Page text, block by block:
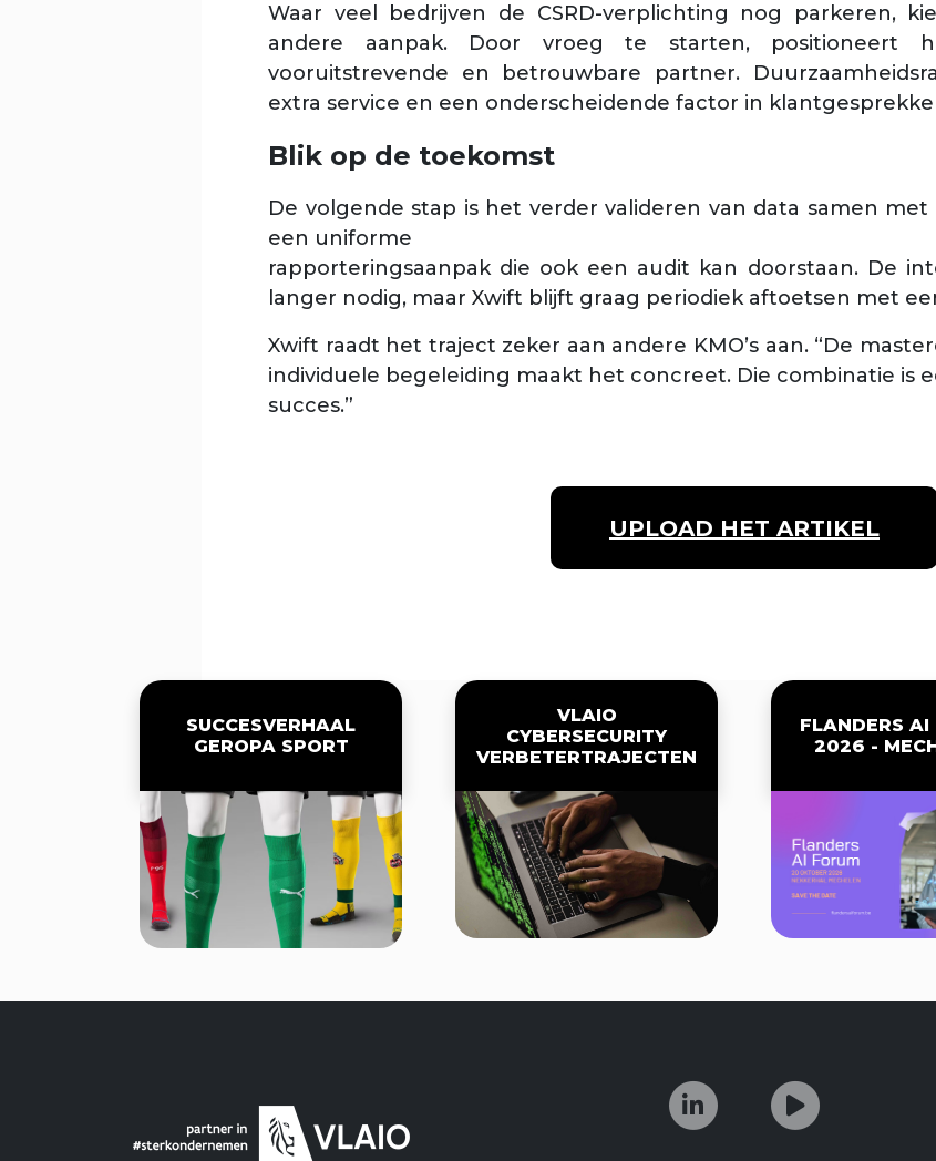
Waar veel bedrijven de CSRD-verplichting nog parkeren,
andere aanpak. Door vroeg te starten, positioneert
vooruitstrevende en betrouwbare partner.
extra service en een onderscheidende factor in
Blik op de toekomst
De volgende stap is het verder valideren van data samen
een uniforme
rapporteringsaanpak die ook een audit kan doorstaan. De
langer nodig, maar Xwift blijft graag periodiek aftoetsen met
Xwift raadt het traject zeker aan andere KMO’s aan. “De
individuele begeleiding maakt het concreet. Die combinatie is
succes.”
UPLOAD HET ARTIKEL
SUCCESVERHAAL
GEROPA SPORT
VLAIO
CYBERSECURITY
VERBETERTRAJECTEN
FLANDERS AI
2026 -